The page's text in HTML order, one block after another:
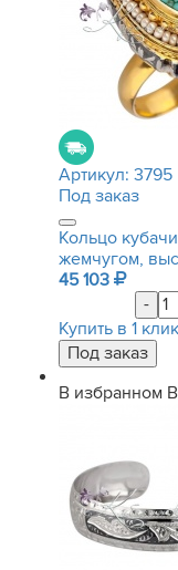
Артикул: 3795
Под заказ
Кольцо
жемчугом,
45 103
-
Купить в 1 клик
В избранном